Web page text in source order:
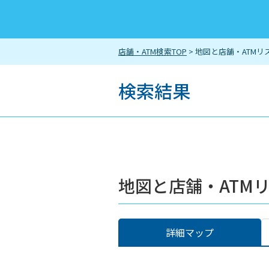
店舗・ATM検索TOP > 地図と店舗・ATMリ
検索結果
地図と店舗・ATM
詳細マップ